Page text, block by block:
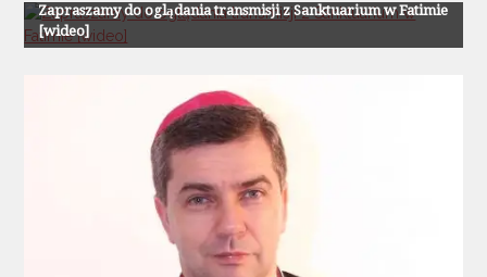
Zapraszamy do oglądania transmisji z Sanktuarium w Fatimie
[wideo]